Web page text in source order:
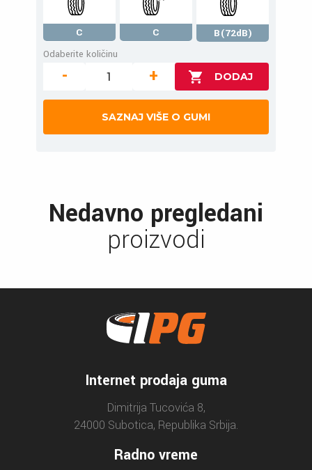
C C
B(72dB)
Odaberite količinu
- +
SAZNAJ VIŠE O GUMI
Nedavno pregledani
proizvodi
Internet prodaja guma
Dimitrija Tucovića 8,
24000 Subotica, Republika Srbija.
Radno vreme